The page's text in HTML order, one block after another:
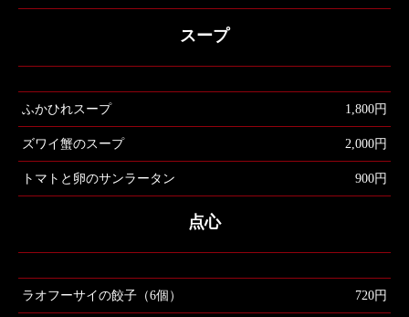
スープ
ふかひれスープ 1,800円
ズワイ蟹のスープ 2,000円
トマトと卵のサンラータン 900円
点心
ラオフーサイの餃子（6個） 720円